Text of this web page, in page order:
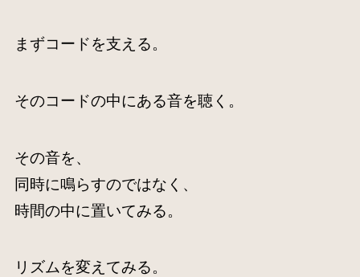
まずコードを支える。
そのコードの中にある音を聴く。
その音を、
同時に鳴らすのではなく、
時間の中に置いてみる。
リズムを変えてみる。